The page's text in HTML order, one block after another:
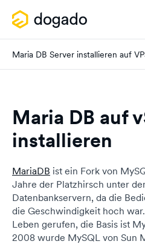
Maria DB Server installieren auf
Maria DB auf
installieren
MariaDB ist ein Fork von
Jahre der Platzhirsch unter
Datenbankservern, da die
die Geschwindigkeit hoch
Leben gerufen, die Basis ist
2008 wurde MySQL von Sun